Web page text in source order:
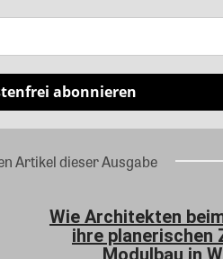
abonnieren
Artikel dieser Ausgabe
Wie Architekten
ihre planerischen
Modulbau in